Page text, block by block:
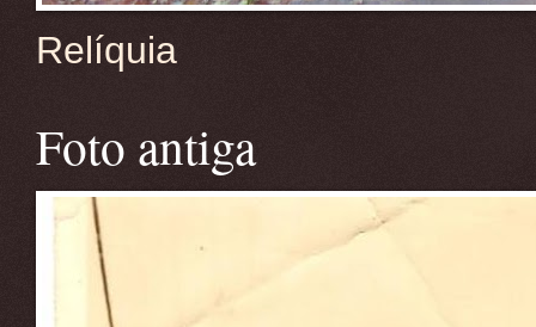
Relíquia
Foto antiga